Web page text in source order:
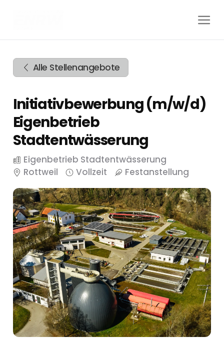
Zur
Navigation
springen
Zum
springen
Alle Stellenangebote
Initiativbewerbung (m/w/d)
Eigenbetrieb
Stadtentwässerung
Eigenbetrieb Stadtentwässerung
Rottweil
Vollzeit Festanstellung